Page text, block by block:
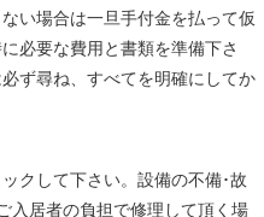
い場合は一旦手付金を払って仮
必要な費用と書類を準備下さ
ず尋ね、すべてを明確にしてか
クして下さい。設備の不備･故
入居者の負担で修理して頂く場